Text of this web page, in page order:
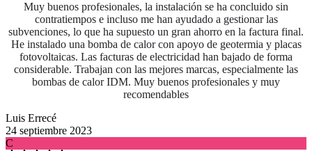
Muy buenos profesionales, la instalación se ha concluido sin
contratiempos e incluso me han ayudado a gestionar las
subvenciones, lo que ha supuesto un gran ahorro en la factura final.
He instalado una bomba de calor con apoyo de geotermia y placas
fotovoltaicas. Las facturas de electricidad han bajado de forma
considerable. Trabajan con las mejores marcas, especialmente las
bombas de calor IDM. Muy buenos profesionales y muy
recomendables
Luis Errecé
24 septiembre 2023
C